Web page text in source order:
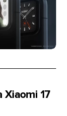
Xiaomi 17